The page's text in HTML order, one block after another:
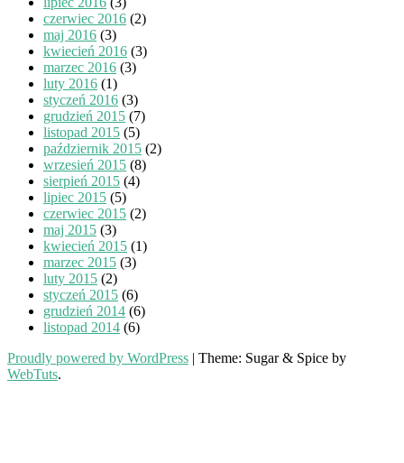
czerwiec 2016 (2)
maj 2016 (3)
kwiecień 2016 (3)
marzec 2016 (3)
luty 2016 (1)
styczeń 2016 (3)
grudzień 2015 (7)
listopad 2015 (5)
październik 2015 (2)
wrzesień 2015 (8)
sierpień 2015 (4)
lipiec 2015 (5)
czerwiec 2015 (2)
maj 2015 (3)
kwiecień 2015 (1)
marzec 2015 (3)
luty 2015 (2)
styczeń 2015 (6)
grudzień 2014 (6)
listopad 2014 (6)
Proudly powered by WordPress | Theme: Sugar & Spice by
WebTuts.